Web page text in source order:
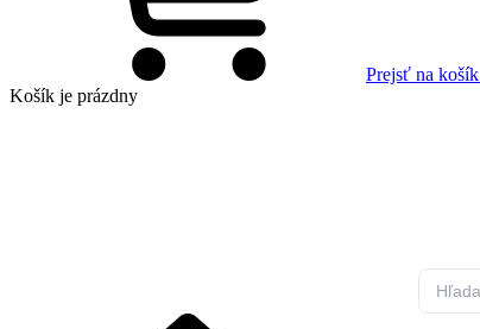
Prejsť na košík
Košík je prázdny